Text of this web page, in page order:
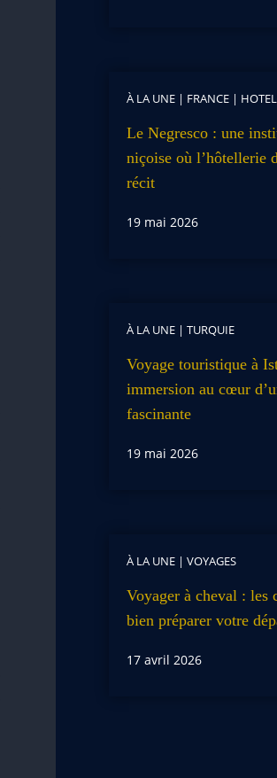
À LA UNE| FRANCE|
Le Negresco : une
niçoise où l’hôtellerie
récit
19 mai 2026
À LA UNE| TURQUIE
Voyage touristique à
immersion au cœur
fascinante
19 mai 2026
À LA UNE| VOYAGES
Voyager à cheval : les
bien préparer votre
17 avril 2026